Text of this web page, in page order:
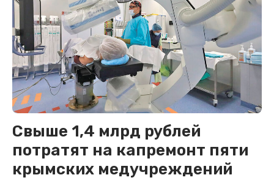
Свыше 1,4 млрд рублей
потратят на капремонт пяти
крымских медучреждений